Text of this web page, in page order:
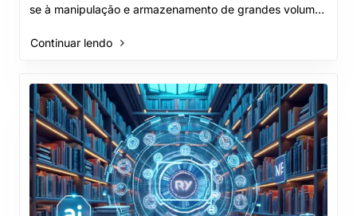
se à manipulação e armazenamento de grandes volumes
Continuar lendo